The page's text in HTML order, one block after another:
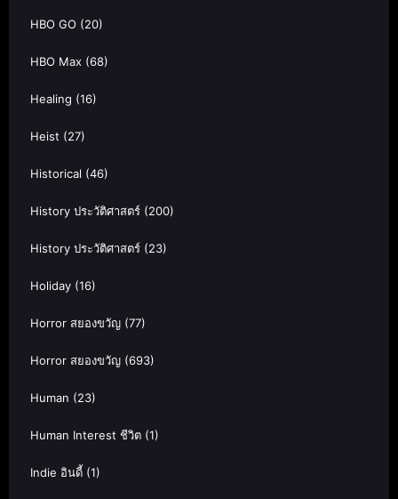
HBO GO (20)
HBO Max (68)
Healing (16)
Heist (27)
Historical (46)
History ประวัติศาสตร์ (200)
History ประวัติศาสตร์ (23)
Holiday (16)
Horror สยองขวัญ (77)
Horror สยองขวัญ (693)
Human (23)
Human Interest ชีวิต (1)
Indie อินดี้ (1)